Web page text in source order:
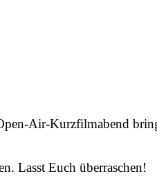
Air-Kurzfilmabend
Lasst Euch überraschen!